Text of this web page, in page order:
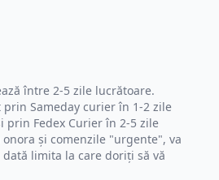
între 2-5 zile lucrătoare.
Sameday curier în 1-2 zile
prin Fedex Curier în 2-5 zile
și comenzile "urgente", va
limita la care doriți să vă